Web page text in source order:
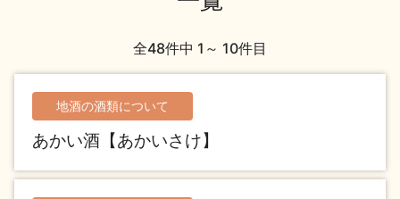
蔵元紀行 地酒カタログ
全48件中 1～ 10件目
地酒の酒類について
あかい酒【あかいさけ】